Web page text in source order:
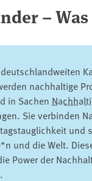
–
nachhaltige
in Sachen
Sie verbinden
und
und die Welt.
Power der